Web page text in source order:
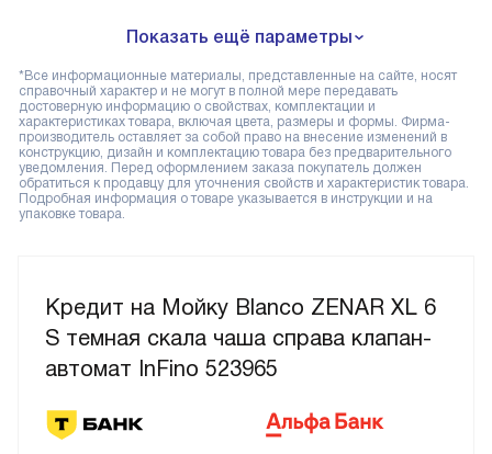
Кредит на Мойку Blanco ZENAR XL 6
S темная скала чаша справа клапан-
автомат InFino 523965
Показать ещё параметры
*Все информационные материалы, представленные на сайте, носят
справочный характер и не могут в полной мере передавать
достоверную информацию о свойствах, комплектации и
характеристиках товара, включая цвета, размеры и формы. Фирма-
производитель оставляет за собой право на внесение изменений в
конструкцию, дизайн и комплектацию товара без предварительного
уведомления. Перед оформлением заказа покупатель должен
обратиться к продавцу для уточнения свойств и характеристик товара.
Подробная информация о товаре указывается в инструкции и на
упаковке товара.